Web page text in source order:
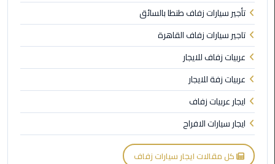
ليموزين
مطار
العاصمة
الادارية
ليموزين
مطار
القاهرة
الي
اسكندرية
تأجير سيارات زفاف طنطا بالسائق
تاجير سيارات زفاف القاهرة
عربيات زفاف للايجار
عربيات زفة للايجار
ايجار عربيات زفاف
ايجار سيارات الافراح
كل مقالات ايجار سيارات زفاف